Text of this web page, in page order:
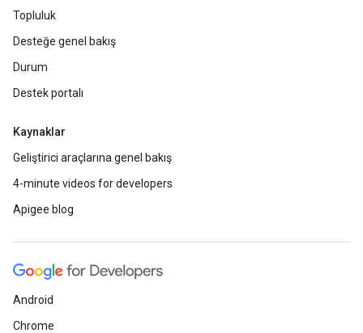
Topluluk
Desteğe genel bakış
Durum
Destek portalı
Kaynaklar
Geliştirici araçlarına genel bakış
4-minute videos for developers
Apigee blog
Android
Chrome